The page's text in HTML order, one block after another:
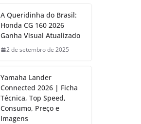
A Queridinha do Brasil:
Honda CG 160 2026
Ganha Visual Atualizado
2 de setembro de 2025
Yamaha Lander
Connected 2026 | Ficha
Técnica, Top Speed,
Consumo, Preço e
Imagens